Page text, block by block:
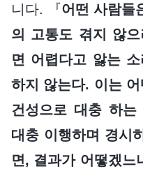
니다. 『어떤 사람들
의 고통도 겪지 않
면 어렵다고 앓는
하지 않는다. 이는
건성으로 대충 하
대충 이행하며 경시
면, 결과가 어떻겠느